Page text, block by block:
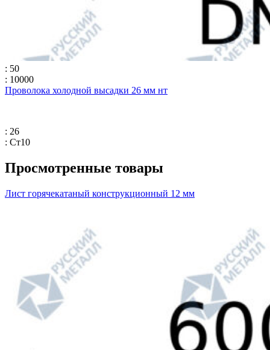
: 50
: 10000
Проволока холодной высадки 26 мм нт
: 26
: Ст10
Просмотренные товары
Лист горячекатаный конструкционный 12 мм